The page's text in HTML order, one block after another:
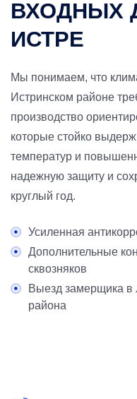
ВХОДНЫХ
ИСТРЕ
Мы понимаем, что
Истринском районе
производство
которые стойко
температур и
надежную защиту и
круглый год.
Усиленная
Дополнительные
сквозняков
Выезд замерщика в
района